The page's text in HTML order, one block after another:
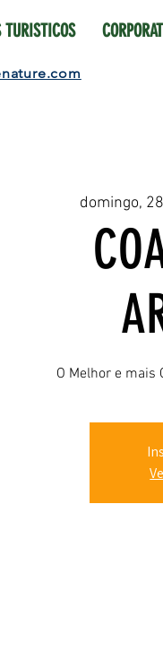
TURISTICOS
domingo,
O Melhor e mais